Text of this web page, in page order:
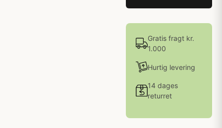
Gratis fragt kr.
1.000
Hurtig levering
14 dages
returret